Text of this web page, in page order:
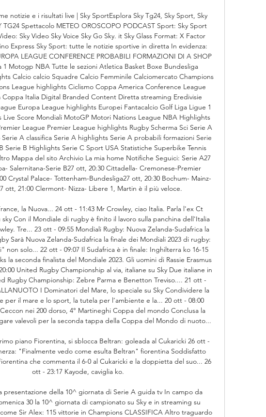
notizie e i risultati live | Sky SportEsplora Sky Tg24, Sky Sport, Sky
TG24 Spettacolo METEO OROSCOPO PODCAST Sport: Sky Sport
Sky Video Sky Voice Sky Go Sky. it Sky Glass Format: X Factor
Express Sky Sport: tutte le notizie sportive in diretta In evidenza:
LEAGUE CONFERENCE PROBABILI FORMAZIONI DI A SHOP
1 Motogp NBA Tutte le sezioni Atletica Basket Boxe Bundesliga
Calcio calcio Squadre Calcio Femminile Calciomercato Champions
League highlights Ciclismo Coppa America Conference League
Italia Digital Branded Content Diretta streaming Eredivisie
Europa League highlights Europei Fantacalcio Golf Liga Ligue 1
Live Score Mondiali MotoGP Motori Nations League NBA Highlights
League Premier League highlights Rugby Scherma Sci Serie A
A classifica Serie A highlights Serie A probabili formazioni Serie
Serie B Highlights Serie C Sport USA Statistiche Superbike Tennis
Mappa del sito Archivio La mia home Notifiche Seguici: Serie A27
Salernitana-Serie B27 ott, 20:30 Cittadella- Cremonese-Premier
Crystal Palace- Tottenham-Bundesliga27 ott, 20:30 Bochum- Mainz-
ott, 21:00 Clermont- Nizza- Libere 1, Martin è il più veloce.
la Nuova... 24 ott - 11:43 Mr Crowley, ciao Italia. Parla l'ex Ct
sky Con il Mondiale di rugby è finito il lavoro sulla panchina dell'Italia
Tre... 23 ott - 09:55 Mondiali Rugby: Nuova Zelanda-Sudafrica la
Sarà Nuova Zelanda-Sudafrica la finale dei Mondiali 2023 di rugby:
non solo... 22 ott - 09:07 Il Sudafrica è in finale: Inghilterra ko 16-15
la seconda finalista del Mondiale 2023. Gli uomini di Rassie Erasmus
United Rugby Championship al via, italiane su Sky Due italiane in
Rugby Championship: Zebre Parma e Benetton Treviso.... 21 ott -
I Dominatori del Mare, lo speciale su Sky Condividere la
per il mare e lo sport, la tutela per l’ambiente e la... 20 ott - 08:00
nei 200 dorso, 4° Martineghi Coppa del mondo Conclusa la
valevoli per la seconda tappa della Coppa del Mondo di nuoto...
piano Fiorentina, si sblocca Beltran: goleada al Cukaricki 26 ott -
"Finalmente vedo come esulta Beltran" fiorentina Soddisfatto
che commenta il 6-0 al Cukaricki e la doppietta del suo... 26
ott - 23:17 Kayode, caviglia ko.
presentazione della 10^ giornata di Serie A guida tv In campo da
30 la 10^ giornata di campionato su Sky e in streaming su
Sir Alex: 115 vittorie in Champions CLASSIFICA Altro traguardo